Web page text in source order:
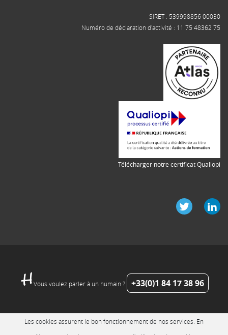
SIRET : 539998856 00030
Numéro de déclaration d'activité : 11 75 48362 75
Télécharger notre certificat Qualiopi
Vous voulez parler à un humain ? +33(0)1 84 17 38 96
Les cookies assurent le bon fonctionnement de nos services. En